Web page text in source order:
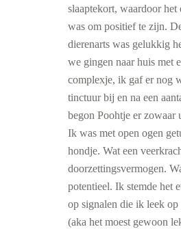
slaaptekort, waardoor het
was om positief te zijn.
dierenarts was gelukkig
we gingen naar huis met
complexje, ik gaf er nog
tinctuur bij en na een
begon Poohtje er zowaar
Ik was met open ogen
hondje. Wat een
doorzettingsvermogen.
potentieel. Ik stemde het
op signalen die ik leek op
(aka het moest gewoon